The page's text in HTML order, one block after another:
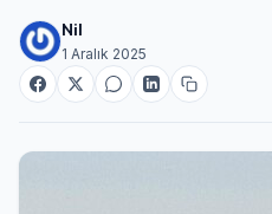
Nil
1 Aralık 2025